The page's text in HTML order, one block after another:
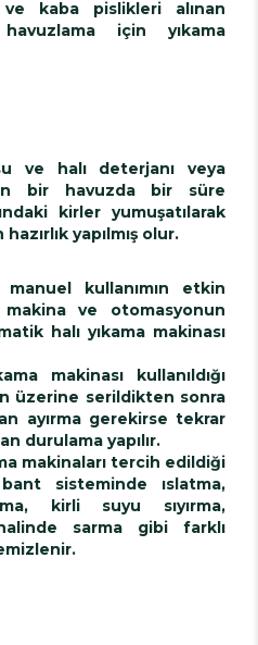
ve kaba pislikleri alınan
için yıkama
ve halı deterjanı veya
bir havuzda bir süre
kirler yumuşatılarak
yapılmış olur.
manuel kullanımın etkin
ve otomasyonun
halı yıkama makinası
makinası kullanıldığı
üzerine serildikten sonra
ayırma gerekirse tekrar
durulama yapılır.
makinaları tercih edildiği
sisteminde ıslatma,
kirli suyu sıyırma,
sarma gibi farklı